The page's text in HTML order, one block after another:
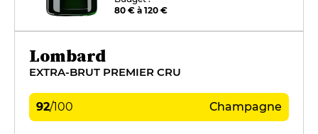
80 € à 120 €
Lombard
EXTRA-BRUT PREMIER CRU
92/100 Champagne